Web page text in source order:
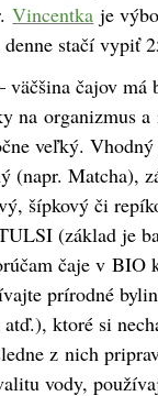
Vincentka je
stačí vypiť
väčšina čajov má
na organizmus
veľký.
(napr. Matcha),
šípkový či
(základ je
čaje v BIO
prírodné
ktoré si
z nich
vody,